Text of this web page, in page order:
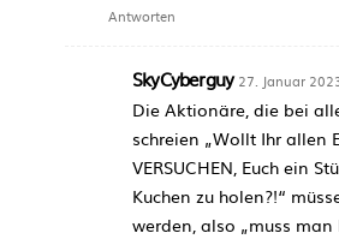
Antworten
SkyCyberguy 27. Januar
Die Aktionäre, die bei
schreien „Wollt Ihr allen
VERSUCHEN, Euch ein
Kuchen zu holen?!“
werden, also „muss man